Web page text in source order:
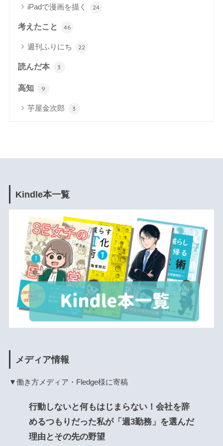
iPadで漫画を描く 24
考えたこと 46
週刊ふりにち 22
読んだ本 3
高知 9
芋屋金次郎 3
Kindle本一覧
メディア情報
▼働き方メディア・Fledge様に寄稿
行動しないと何もはじまらない！会社を辞
めるつもりだった私が「週3勤務」を選んだ
理由とその先の野望